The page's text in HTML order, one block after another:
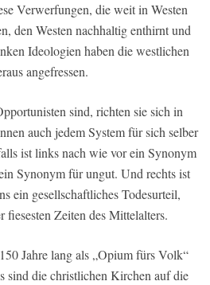
Verwerfungen, die weit in Westen
den Westen nachhaltig enthirnt und
Ideologien haben die westlichen
angefressen.
sind, richten sie sich in
auch jedem System für sich selber
ist links nach wie vor ein Synonym
Synonym für ungut. Und rechts ist
ein gesellschaftliches Todesurteil,
fiesesten Zeiten des Mittelalters.
Jahre lang als „Opium fürs Volk“
sind die christlichen Kirchen auf die